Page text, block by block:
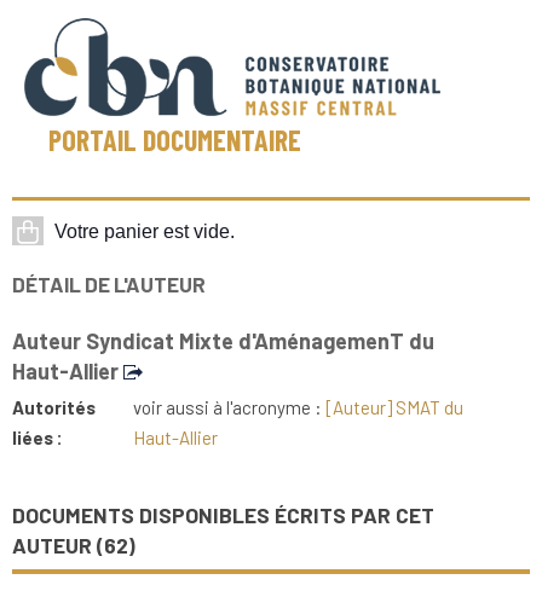
PORTAIL DOCUMENTAIRE
DÉTAIL DE L'AUTEUR
Auteur Syndicat Mixte d'AménagemenT du
Haut-Allier
Autorités
liées :
voir aussi à l'acronyme : [Auteur] SMAT du
Haut-Allier
DOCUMENTS DISPONIBLES ÉCRITS PAR CET
AUTEUR (62)